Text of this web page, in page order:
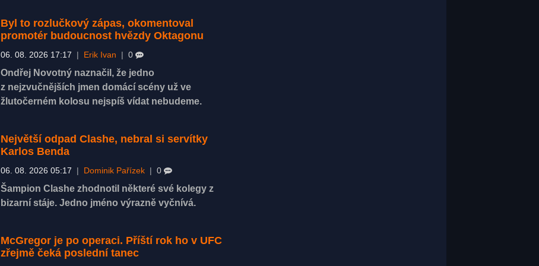
Byl to rozlučkový zápas, okomentoval
promotér budoucnost hvězdy Oktagonu
06. 08. 2026 17:17 | Erik Ivan | 0
Ondřej Novotný naznačil, že jedno
z nejzvučnějších jmen domácí scény už ve
žlutočerném kolosu nejspíš vídat nebudeme.
Největší odpad Clashe, nebral si servítky
Karlos Benda
06. 08. 2026 05:17 | Dominik Pařízek | 0
Šampion Clashe zhodnotil některé své kolegy z
bizarní stáje. Jedno jméno výrazně vyčnívá.
McGregor je po operaci. Příští rok ho v UFC
zřejmě čeká poslední tanec